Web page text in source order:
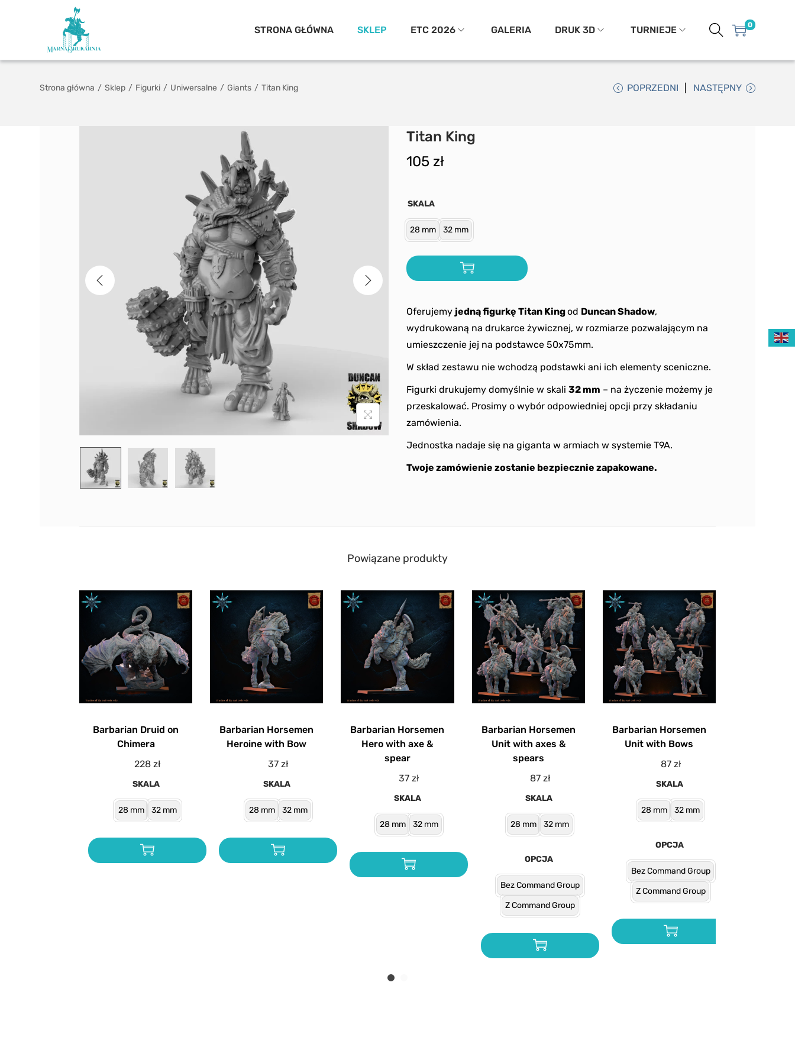
STRONA GŁÓWNA SKLEP ETC 2026 GALERIA DRUK 3D TURNIEJE 0
Strona główna / Sklep / Figurki / Uniwersalne / Giants / Titan King POPRZEDNI NASTĘPNY
Titan King
105 zł
Oferujemy jedną figurkę Titan Kingod Duncan Shadow,
wydrukowaną na drukarce żywicznej, w rozmiarze pozwalającym na
umieszczenie jej na podstawce 50x75mm.
W skład zestawu nie wchodzą podstawki ani ich elementy sceniczne.
Figurki drukujemy domyślnie w skali 32 mm – na życzenie możemy je
przeskalować. Prosimy o wybór odpowiedniej opcji przy składaniu
zamówienia.
Jednostka nadaje się na giganta w armiach w systemie T9A.
Twoje zamówienie zostanie bezpiecznie zapakowane.
SKALA
28 mm 32 mm
Powiązane produkty
Barbarian Druid on
Chimera
228zł
SKALA
28 mm 32 mm
Barbarian Horsemen
Heroine with Bow
37zł
SKALA
28 mm 32 mm
Barbarian Horsemen
Hero with axe &
spear
37zł
SKALA
28 mm 32 mm
Barbarian Horsemen
Unit with axes &
spears
87 zł
SKALA
28 mm 32 mm
OPCJA
Bez Command Group
Z Command Group
Barbarian Horsemen
Unit with Bows
87 zł
SKALA
28 mm 32 mm
OPCJA
Bez Command Group
Z Command Group